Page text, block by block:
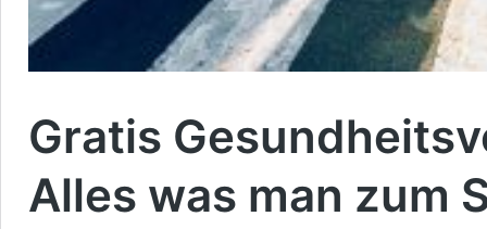
Gratis
Alles was man zum